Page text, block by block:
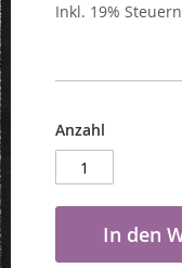
Inkl. 19% Steuern
Anzahl
In den